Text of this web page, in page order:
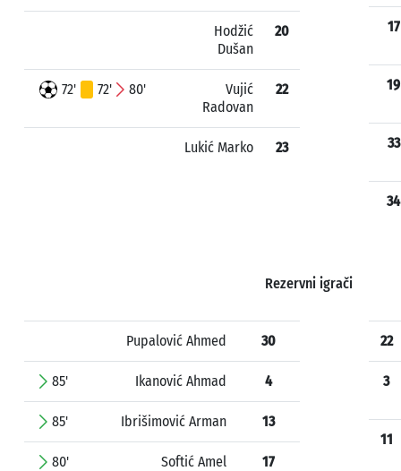
Hodžić
Dušan
20
72' 72' 80'
Vujić
Radovan
22
Lukić Marko 23
17
19
33
34
Rezervni igrači
Pupalović Ahmed 30
85' Ikanović Ahmad 4
85' Ibrišimović Arman 13
80' Softić Amel 17
22
3
11